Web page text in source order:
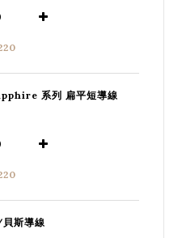
系列 扁平短導線
斯導線